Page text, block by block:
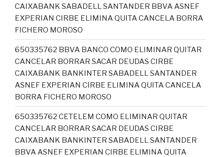
CAIXABANK SABADELL SANTANDER BBVA ASNEF
EXPERIAN CIRBE ELIMINA QUITA CANCELA BORRA
FICHERO MOROSO
650335762 BBVA BANCO COMO ELIMINAR QUITAR
CANCELAR BORRAR SACAR DEUDAS CIRBE
CAIXABANK BANKINTER SABADELL SANTANDER
ASNEF EXPERIAN CIRBE ELIMINA QUITA CANCELA
BORRA FICHERO MOROSO
650335762 CETELEM COMO ELIMINAR QUITAR
CANCELAR BORRAR SACAR DEUDAS CIRBE
CAIXABANK BANKINTER SABADELL SANTANDER
BBVA ASNEF EXPERIAN CIRBE ELIMINA QUITA